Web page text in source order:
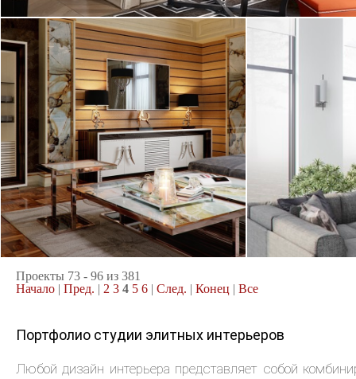
Статусный и роскошный интерьер, в
котором много дорогих материалов
- мрамора, хрусталя, ...
коттедж, 344 м2
Ар-деко
Смесь
коттедж, 224
Проекты 73 - 96 из 381
Начало | Пред. | 2 3 4 5 6 | След. | Конец | Все
Портфолио студии элитных интерьеров
Любой дизайн интерьера представляет собой